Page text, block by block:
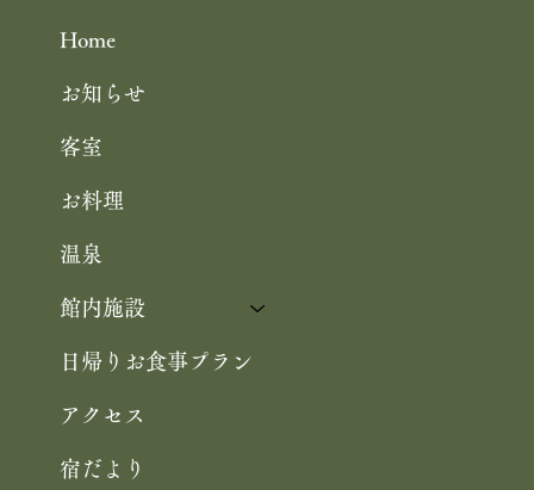
Home
お知らせ
客室
お料理
温泉
館内施設
日帰りお食事プラン
アクセス
宿だより